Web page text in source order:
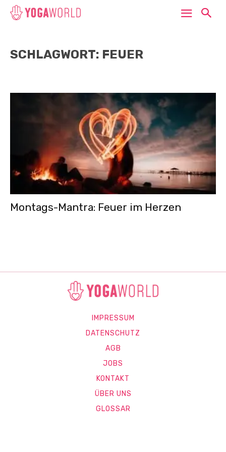
SCHLAGWORT: FEUER
Montags-Mantra: Feuer im Herzen
IMPRESSUM
DATENSCHUTZ
AGB
JOBS
KONTAKT
ÜBER UNS
GLOSSAR